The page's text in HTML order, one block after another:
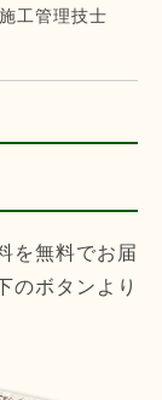
工管理技士
を無料でお届
のボタンより